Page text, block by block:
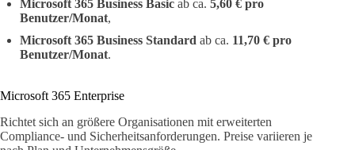
Microsoft 365 Business Basic ab ca. 5,60 € pro
Benutzer/Monat,
Microsoft 365 Business Standard ab ca. 11,70 € pro
Benutzer/Monat.
Microsoft 365 Enterprise
Richtet sich an größere Organisationen mit erweiterten
Compliance- und Sicherheitsanforderungen. Preise variieren je